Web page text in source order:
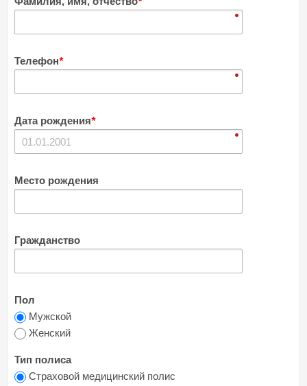
Телефон*
Дата рождения*
Место рождения
Гражданство
Пол
Мужской
Женский
Тип полиса
Страховой медицинский полис